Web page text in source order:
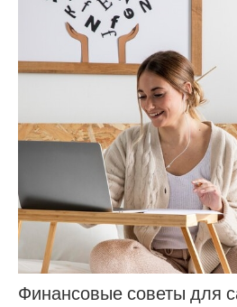
Финансовые советы для